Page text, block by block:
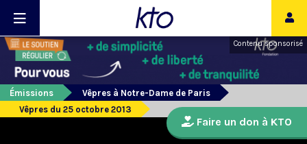
Contenu sponsorisé
Émissions
Vêpres à Notre-Dame de Paris
Vêpres du 25 octobre 2013
Faire un don à KTO